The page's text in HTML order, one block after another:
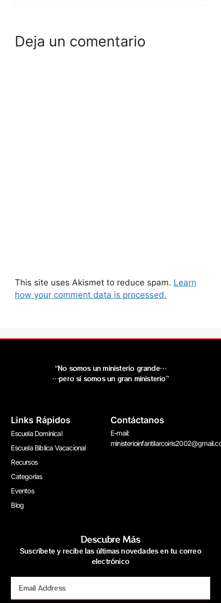
Deja un comentario
This site uses Akismet to reduce spam. Learn
how your comment data is processed.
“No somos un ministerio grande…
…pero si somos un gran ministerio”
Links Rápidos
Escuela Dominical
Escuela Bíblica Vacacional
Recursos
Categorías
Eventos
Blog
Contáctanos
E-mail:
Descubre Más
Suscríbete y recibe las últimas novedades en tu correo
electrónico